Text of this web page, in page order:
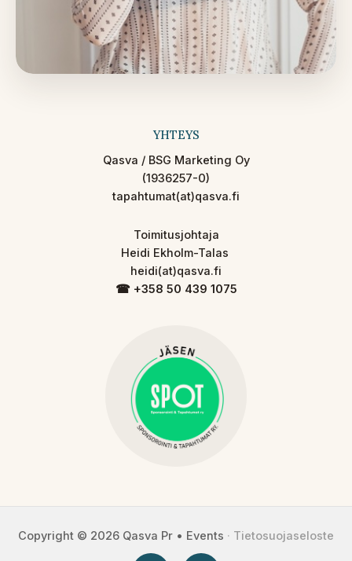
YHTEYS
Qasva / BSG Marketing Oy
(1936257-0)
tapahtumat(at)qasva.fi
Toimitusjohtaja
Heidi Ekholm-Talas
heidi(at)qasva.fi
☎︎ +358 50 439 1075
Copyright © 2026 Qasva Pr • Events · Tietosuojaseloste